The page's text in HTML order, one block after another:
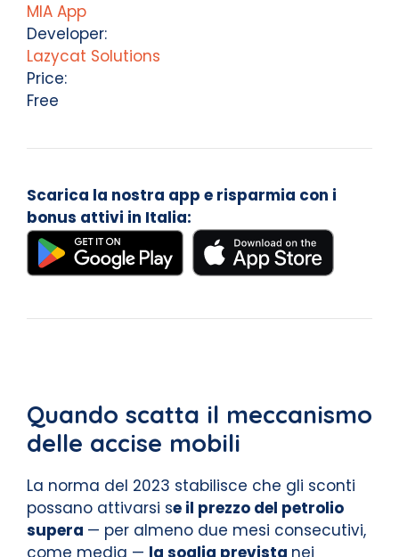
MIA App
Developer:
Lazycat Solutions
Price:
Free
Scarica la nostra app e risparmia con i
bonus attivi in Italia:
Quando scatta il meccanismo
delle accise mobili
La norma del 2023 stabilisce che gli sconti
possano attivarsi se il prezzo del petrolio
supera — per almeno due mesi consecutivi,
come media — la soglia prevista nei